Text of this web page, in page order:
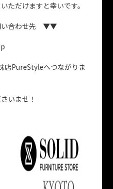
ただけますと幸いです。
い合わせ先 ▼▼
PureStyleへつながりま
いませ！